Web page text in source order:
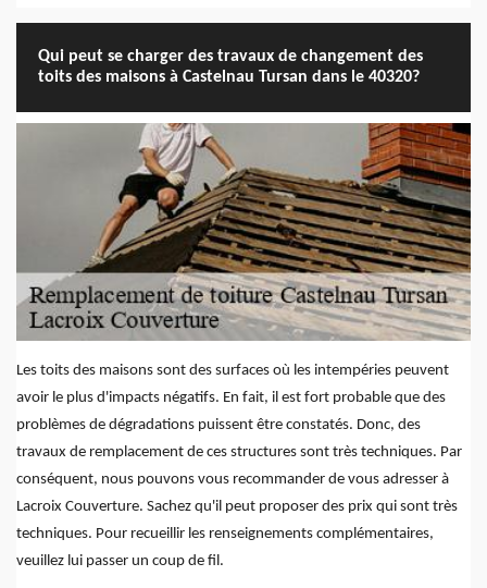
Qui peut se charger des travaux de changement des
toits des maisons à Castelnau Tursan dans le 40320?
Les toits des maisons sont des surfaces où les intempéries peuvent
avoir le plus d'impacts négatifs. En fait, il est fort probable que des
problèmes de dégradations puissent être constatés. Donc, des
travaux de remplacement de ces structures sont très techniques. Par
conséquent, nous pouvons vous recommander de vous adresser à
Lacroix Couverture. Sachez qu'il peut proposer des prix qui sont très
techniques. Pour recueillir les renseignements complémentaires,
veuillez lui passer un coup de fil.